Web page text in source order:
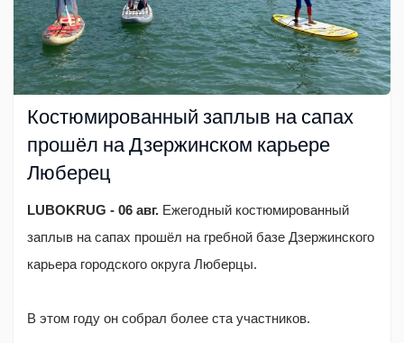
Костюмированный заплыв на сапах
прошёл на Дзержинском карьере
Люберец
LUBOKRUG - 06 авг. Ежегодный костюмированный
заплыв на сапах прошёл на гребной базе Дзержинского
карьера городского округа Люберцы.
В этом году он собрал более ста участников.